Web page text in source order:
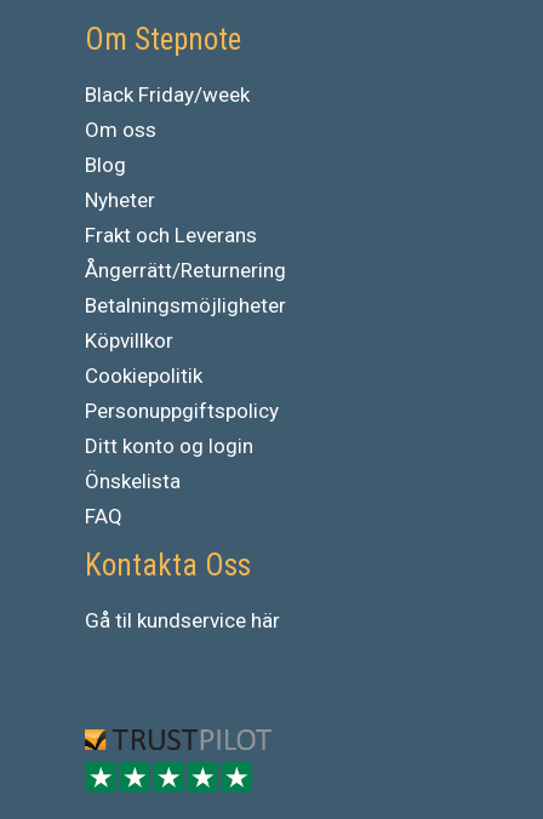
Om Stepnote
Black Friday/week
Om oss
Blog
Nyheter
Frakt och Leverans
Ångerrätt/Returnering
Betalningsmöjligheter
Köpvillkor
Cookiepolitik
Personuppgiftspolicy
Ditt konto og login
Önskelista
FAQ
Kontakta Oss
Gå til kundservice här